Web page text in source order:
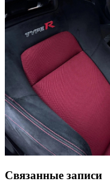
Связанные записи